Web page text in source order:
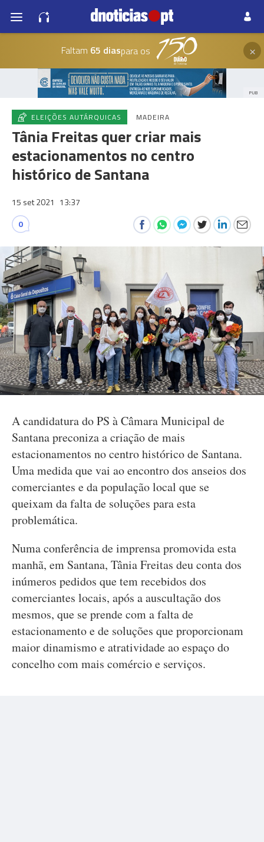
Faltam 65 diaspara os ×
PUB
ELEIÇÕES AUTÁRQUICAS MADEIRA
Tânia Freitas quer criar mais
estacionamentos no centro
histórico de Santana
15 set 2021 13:37
0
A candidatura do PS à Câmara Municipal de
Santana preconiza a criação de mais
estacionamentos no centro histórico de Santana.
Uma medida que vai ao encontro dos anseios dos
comerciantes e da população local que se
queixam da falta de soluções para esta
problemática.
Numa conferência de imprensa promovida esta
manhã, em Santana, Tânia Freitas deu conta dos
inúmeros pedidos que tem recebidos dos
comerciantes locais, após a auscultação dos
mesmos, que se prende com a falta de
estacionamento e de soluções que proporcionam
maior dinamismo e atratividade ao espaço do
concelho com mais comércio e serviços.